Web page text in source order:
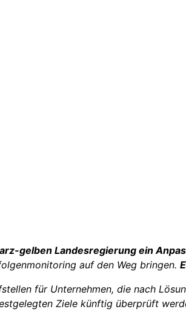
gelben Landesregierung ein
auf den Weg bringen.
für Unternehmen, die nach
Ziele künftig überprüft